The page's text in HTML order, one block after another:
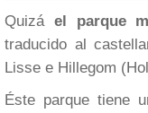
Quizá el parque
traducido al
Lisse e Hillegom
Éste parque tiene